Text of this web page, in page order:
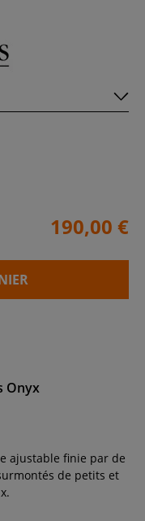
190,00 €
Onyx
ajustable finie par de
de petits et